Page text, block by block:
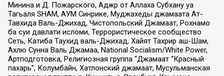
Минина и Д. Пожарского, Аджр от Аллаха Субхану уа
Тагьаля SHAM, АУМ Синрике, Муджахеды джамаата Ат-
Тавхида Валь-Джихад, Чистопольский Джамаат, Рохнамо
ба суи давлати исломи, Террористическое сообщество
Сеть, Катиба Таухид валь-Джихад, Хайят Тахрир аш-Шам,
Ахлю Сунна Валь Джамаа, National Socialism/White Power,
Артподготовка, Религиозная группа “Джамаат “Красный
пахарь”, Колумбайн, Хатлонский джамаат, Мусульманская